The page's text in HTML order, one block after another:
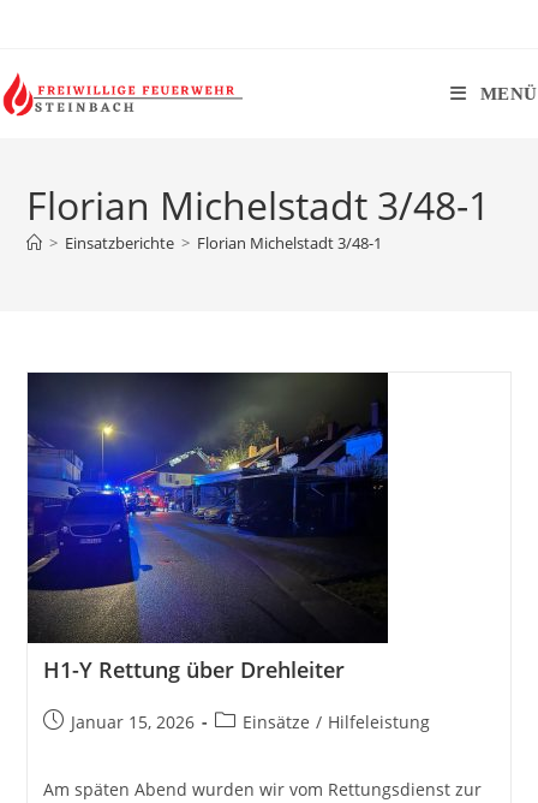
springen
MENÜ
Florian Michelstadt 3/48-1
> Einsatzberichte > Florian Michelstadt 3/48-1
H1-Y Rettung über Drehleiter
BeitragJanuar 15, 2026
Beitrags-
Einsätze / Hilfeleistung
Am späten Abend wurden wir vom Rettungsdienst zur